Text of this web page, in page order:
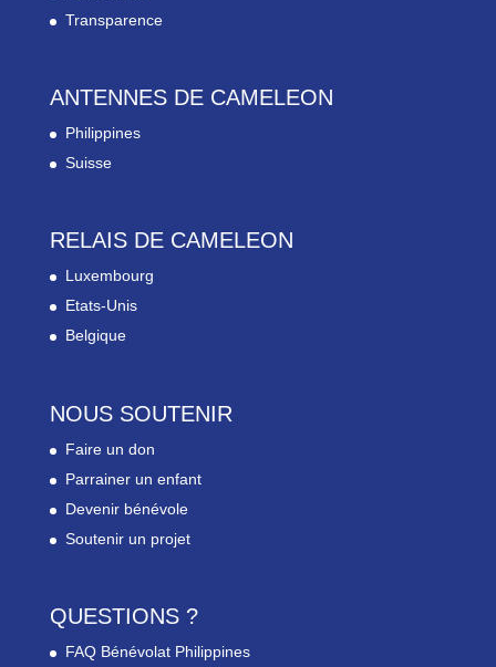
Transparence
ANTENNES DE CAMELEON
Philippines
Suisse
RELAIS DE CAMELEON
Luxembourg
Etats-Unis
Belgique
NOUS SOUTENIR
Faire un don
Parrainer un enfant
Devenir bénévole
Soutenir un projet
QUESTIONS ?
FAQ Bénévolat Philippines